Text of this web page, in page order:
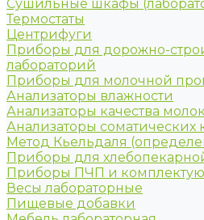
Сушильные шкафы
Термостаты
Центрифуги
Приборы для дорожно-
лабораторий
Приборы для молочной
Анализаторы влажности
Анализаторы качества
Анализаторы соматических
Метод Кьельдаля
Приборы для
Приборы ПЧП и
Весы лабораторные
Пищевые добавки